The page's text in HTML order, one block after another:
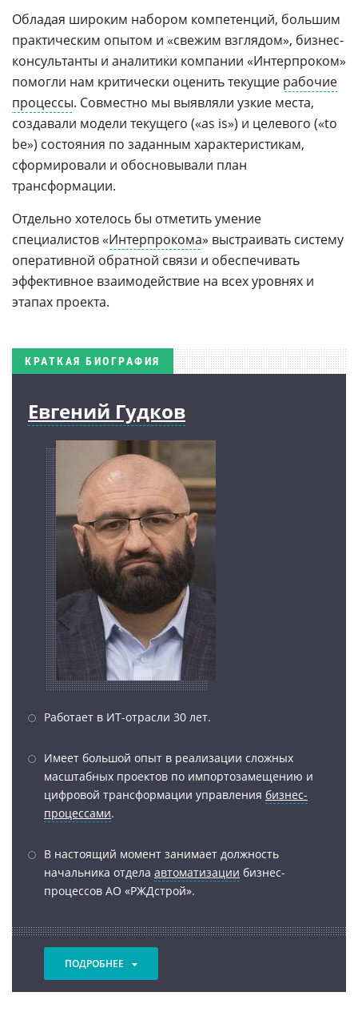
Обладая широким набором компетенций, большим
практическим опытом и «свежим взглядом», бизнес-
консультанты и аналитики компании «Интерпроком»
помогли нам критически оценить текущие рабочие
процессы. Совместно мы выявляли узкие места,
создавали модели текущего («as is») и целевого («to
be») состояния по заданным характеристикам,
сформировали и обосновывали план
трансформации.
Отдельно хотелось бы отметить умение
специалистов «Интерпрокома» выстраивать систему
оперативной обратной связи и обеспечивать
эффективное взаимодействие на всех уровнях и
этапах проекта.
КРАТКАЯ БИОГРАФИЯ
Евгений Гудков
Работает в ИТ-отрасли 30 лет.
Имеет большой опыт в реализации сложных
масштабных проектов по импортозамещению и
цифровой трансформации управления бизнес-
процессами.
В настоящий момент занимает должность
начальника отдела автоматизации бизнес-
процессов АО «РЖДстрой».
ПОДРОБНЕЕ